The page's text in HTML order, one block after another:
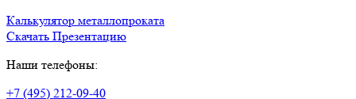
Калькулятор металлопроката
Скачать Презентацию
Наши телефоны:
+7 (495) 212-09-40